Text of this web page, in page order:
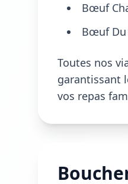
Bœuf
Bœuf
Toutes nos
garantissant
vos repas